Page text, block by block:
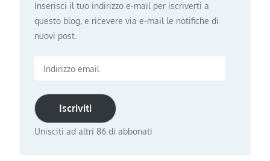
Inserisci il tuo indirizzo e-mail per iscriverti a
questo blog, e ricevere via e-mail le notifiche di
nuovi post.
Indirizzo
Iscriviti
Unisciti ad altri 86 di abbonati